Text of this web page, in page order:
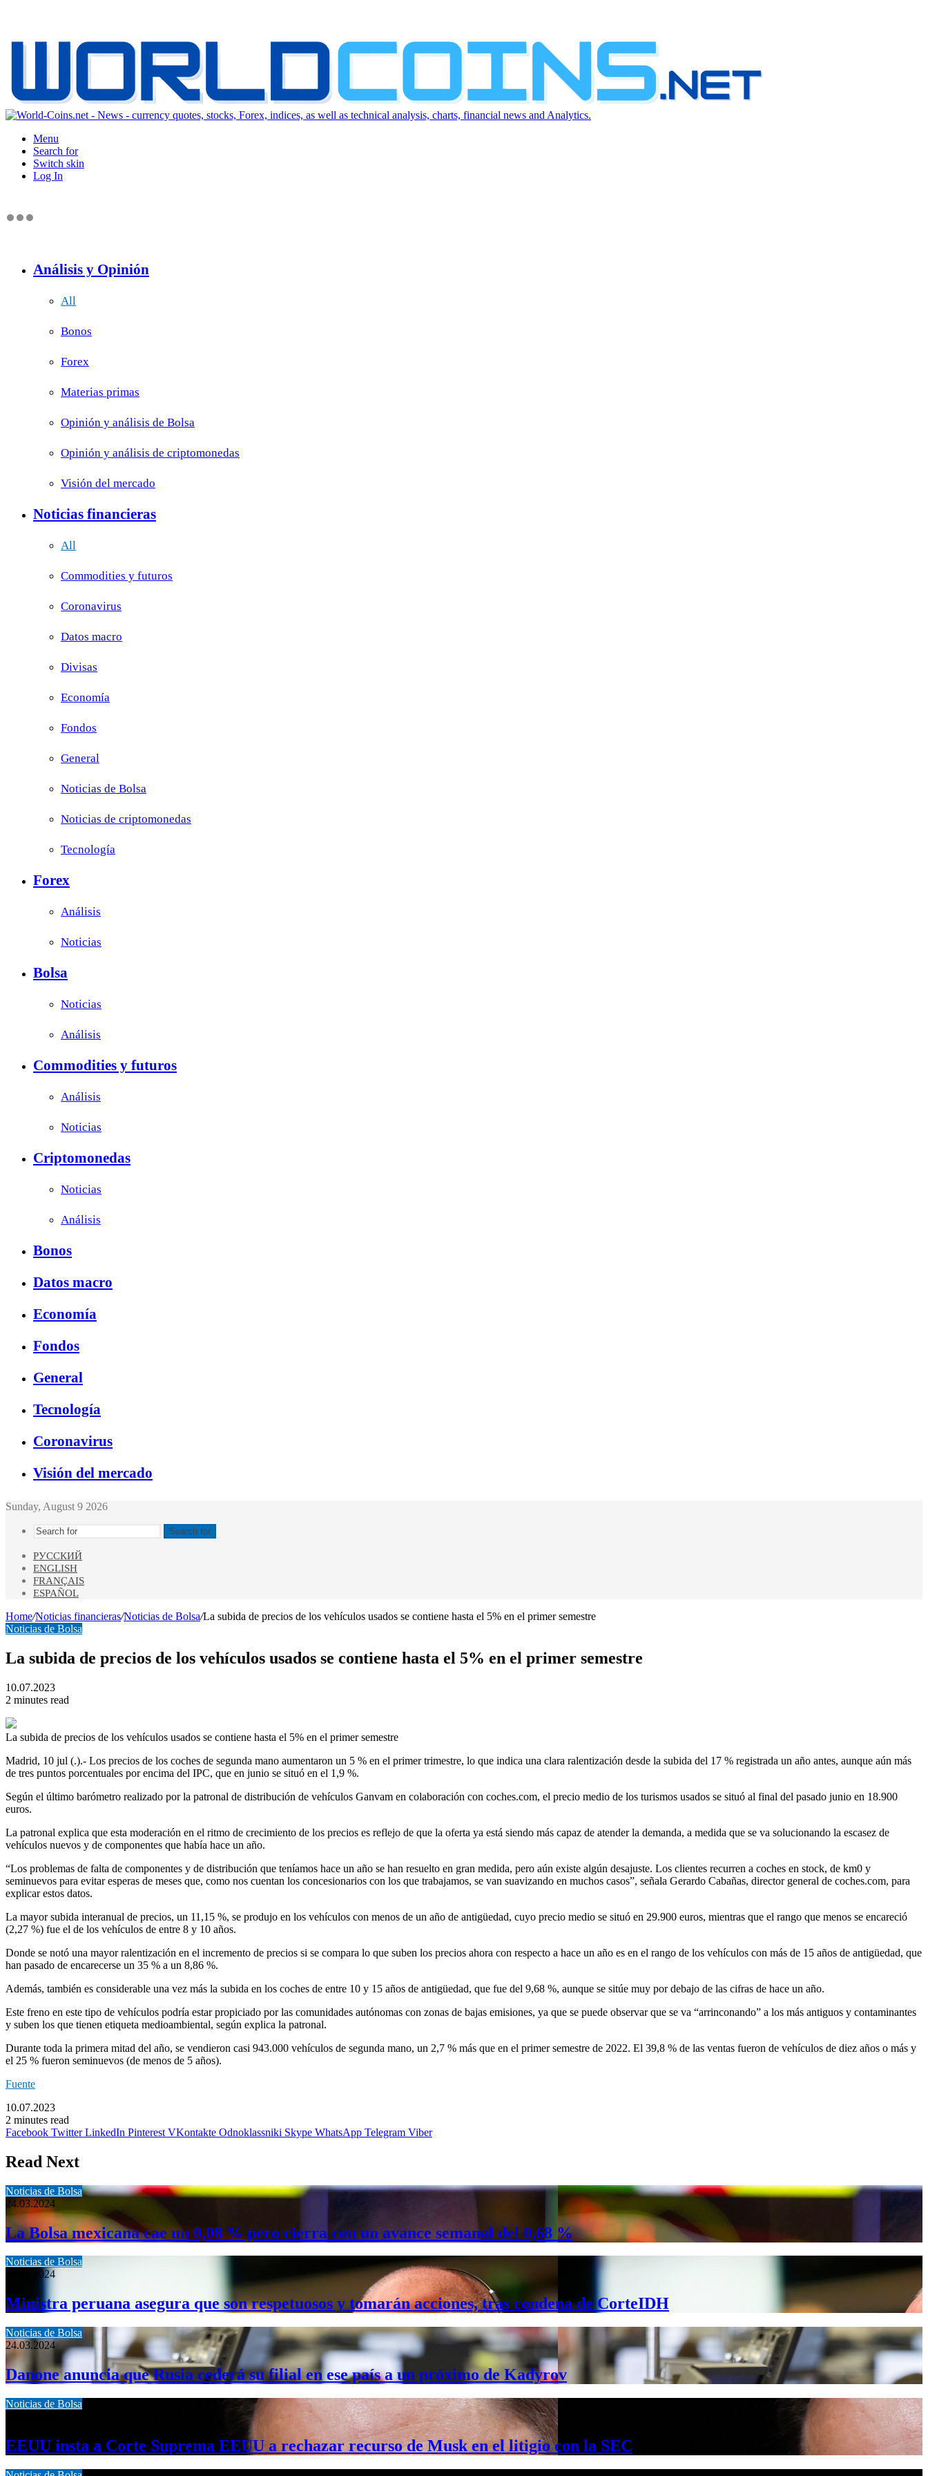
Menu
Search for
Switch skin
Log In
Análisis y Opinión
All
Bonos
Forex
Materias primas
Opinión y análisis de Bolsa
Opinión y análisis de criptomonedas
Visión del mercado
Noticias financieras
All
Commodities y futuros
Coronavirus
Datos macro
Divisas
Economía
Fondos
General
Noticias de Bolsa
Noticias de criptomonedas
Tecnología
Forex
Análisis
Noticias
Bolsa
Noticias
Análisis
Commodities y futuros
Análisis
Noticias
Criptomonedas
Noticias
Análisis
Bonos
Datos macro
Economía
Fondos
General
Tecnología
Coronavirus
Visión del mercado
Sunday, August 9 2026
Search for
РУССКИЙ
ENGLISH
FRANÇAIS
ESPAÑOL
Home/Noticias financieras/Noticias de Bolsa/La subida de precios de los vehículos usados se contiene hasta el 5% en el primer semestre
Noticias de Bolsa
La subida de precios de los vehículos usados se contiene hasta el 5% en el primer semestre
10.07.2023
2 minutes read
La subida de precios de los vehículos usados se contiene hasta el 5% en el primer semestre
Madrid, 10 jul (.).- Los precios de los coches de segunda mano aumentaron un 5 % en el primer trimestre, lo que indica una clara ralentización desde la subida del 17 % registrada un año antes, aunque aún más
de tres puntos porcentuales por encima del IPC, que en junio se situó en el 1,9 %.
Según el último barómetro realizado por la patronal de distribución de vehículos Ganvam en colaboración con coches.com, el precio medio de los turismos usados se situó al final del pasado junio en 18.900
euros.
La patronal explica que esta moderación en el ritmo de crecimiento de los precios es reflejo de que la oferta ya está siendo más capaz de atender la demanda, a medida que se va solucionando la escasez de
vehículos nuevos y de componentes que había hace un año.
“Los problemas de falta de componentes y de distribución que teníamos hace un año se han resuelto en gran medida, pero aún existe algún desajuste. Los clientes recurren a coches en stock, de km0 y
seminuevos para evitar esperas de meses que, como nos cuentan los concesionarios con los que trabajamos, se van suavizando en muchos casos”, señala Gerardo Cabañas, director general de coches.com, para
explicar estos datos.
La mayor subida interanual de precios, un 11,15 %, se produjo en los vehículos con menos de un año de antigüedad, cuyo precio medio se situó en 29.900 euros, mientras que el rango que menos se encareció
(2,27 %) fue el de los vehículos de entre 8 y 10 años.
Donde se notó una mayor ralentización en el incremento de precios si se compara lo que suben los precios ahora con respecto a hace un año es en el rango de los vehículos con más de 15 años de antigüedad, que
han pasado de encarecerse un 35 % a un 8,86 %.
Además, también es considerable una vez más la subida en los coches de entre 10 y 15 años de antigüedad, que fue del 9,68 %, aunque se sitúe muy por debajo de las cifras de hace un año.
Este freno en este tipo de vehículos podría estar propiciado por las comunidades autónomas con zonas de bajas emisiones, ya que se puede observar que se va “arrinconando” a los más antiguos y contaminantes
y suben los que tienen etiqueta medioambiental, según explica la patronal.
Durante toda la primera mitad del año, se vendieron casi 943.000 vehículos de segunda mano, un 2,7 % más que en el primer semestre de 2022. El 39,8 % de las ventas fueron de vehículos de diez años o más y
el 25 % fueron seminuevos (de menos de 5 años).
Fuente
10.07.2023
2 minutes read
Facebook Twitter LinkedIn Pinterest VKontakte Odnoklassniki Skype WhatsApp Telegram Viber
Read Next
Noticias de Bolsa
24.03.2024
La Bolsa mexicana cae un 0,08 % pero cierra con un avance semanal del 0,68 %
Noticias de Bolsa
24.03.2024
Ministra peruana asegura que son respetuosos y tomarán acciones, tras condena de CorteIDH
Noticias de Bolsa
24.03.2024
Danone anuncia que Rusia cederá su filial en ese país a un próximo de Kadyrov
Noticias de Bolsa
EEUU insta a Corte Suprema EEUU a rechazar recurso de Musk en el litigio con la SEC